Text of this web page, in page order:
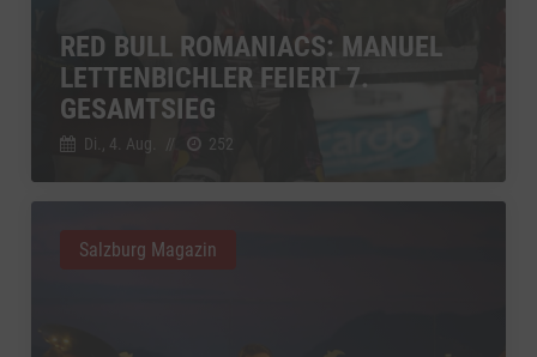
RED BULL ROMANIACS: MANUEL
LETTENBICHLER FEIERT 7.
GESAMTSIEG
Di., 4. Aug. 252
Salzburg Magazin